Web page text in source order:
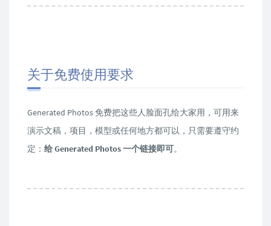
关于免费使用要求
Generated Photos 免费把这些人脸面孔给大家用，可用来
演示文稿，项目，模型或任何地方都可以，只需要遵守约
定： 给 Generated Photos 一个链接即可。